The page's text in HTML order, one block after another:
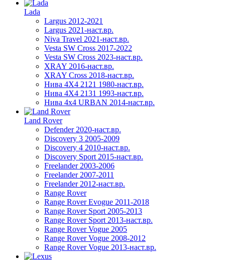
Lada
Largus 2012-2021
Largus 2021-наст.вр.
Niva Travel 2021-наст.вр.
Vesta SW Cross 2017-2022
Vesta SW Cross 2023-наст.вр.
XRAY 2016-наст.вр.
XRAY Cross 2018-наст.вр.
Нива 4X4 2121 1980-наст.вр.
Нива 4X4 2131 1993-наст.вр.
Нива 4х4 URBAN 2014-наст.вр.
Land Rover
Defender 2020-наст.вр.
Discovery 3 2005-2009
Discovery 4 2010-наст.вр.
Discovery Sport 2015-наст.вр.
Freelander 2003-2006
Freelander 2007-2011
Freelander 2012-наст.вр.
Range Rover
Range Rover Evogue 2011-2018
Range Rover Sport 2005-2013
Range Rover Sport 2013-наст.вр.
Range Rover Vogue 2005
Range Rover Vogue 2008-2012
Range Rover Vogue 2013-наст.вр.